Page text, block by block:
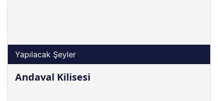
Yapılacak Şeyler
Andaval Kilisesi